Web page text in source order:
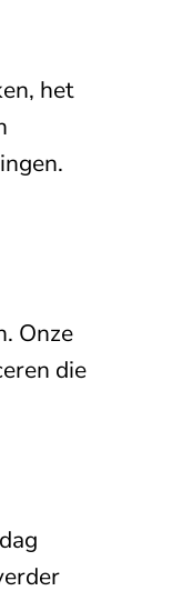
het
Onze
die